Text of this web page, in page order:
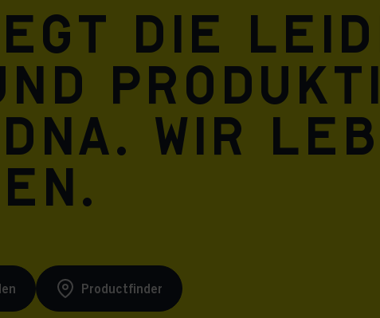
die
Wir
Productfinder